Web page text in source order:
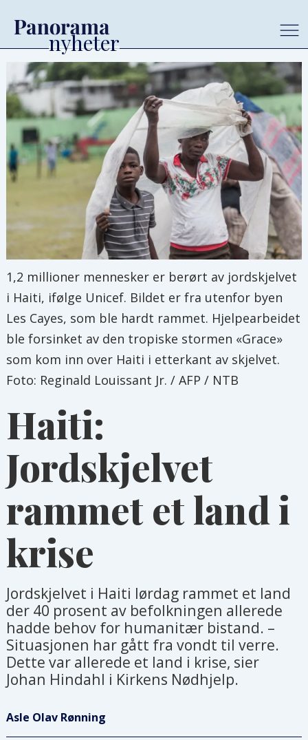
1,2 millioner mennesker er berørt av jordskjelvet
i Haiti, ifølge Unicef. Bildet er fra utenfor byen
Les Cayes, som ble hardt rammet. Hjelpearbeidet
ble forsinket av den tropiske stormen «Grace»
som kom inn over Haiti i etterkant av skjelvet.
Foto: Reginald Louissant Jr. / AFP / NTB
Haiti:
Jordskjelvet
rammet et land i
krise
Jordskjelvet i Haiti lørdag rammet et land
der 40 prosent av befolkningen allerede
hadde behov for humanitær bistand. –
Situasjonen har gått fra vondt til verre.
Dette var allerede et land i krise, sier
Johan Hindahl i Kirkens Nødhjelp.
Asle Olav Rønning